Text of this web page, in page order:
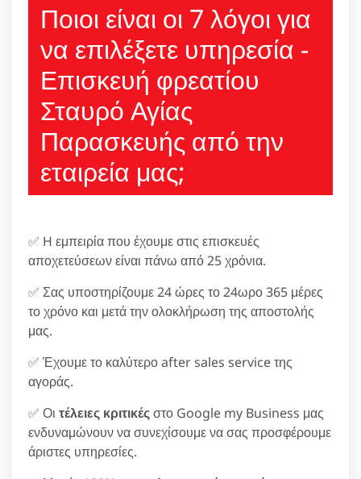
Ποιοι είναι οι 7 λόγοι για
να επιλέξετε υπηρεσία -
Επισκευή φρεατίου
Σταυρό Αγίας
Παρασκευής από την
εταιρεία μας;
✅ H εμπειρία που έχουμε στις επισκευές
αποχετεύσεων είναι πάνω από 25 χρόνια.
✅ Σας υποστηρίζουμε 24 ώρες το 24ωρο 365 μέρες
το χρόνο και μετά την ολοκλήρωση της αποστολής
μας.
✅ Έχουμε το καλύτερο after sales service της
αγοράς.
✅ Οι τέλειες κριτικέςστο Google my Business μας
ενδυναμώνουν να συνεχίσουμε να σας προσφέρουμε
άριστες υπηρεσίες.